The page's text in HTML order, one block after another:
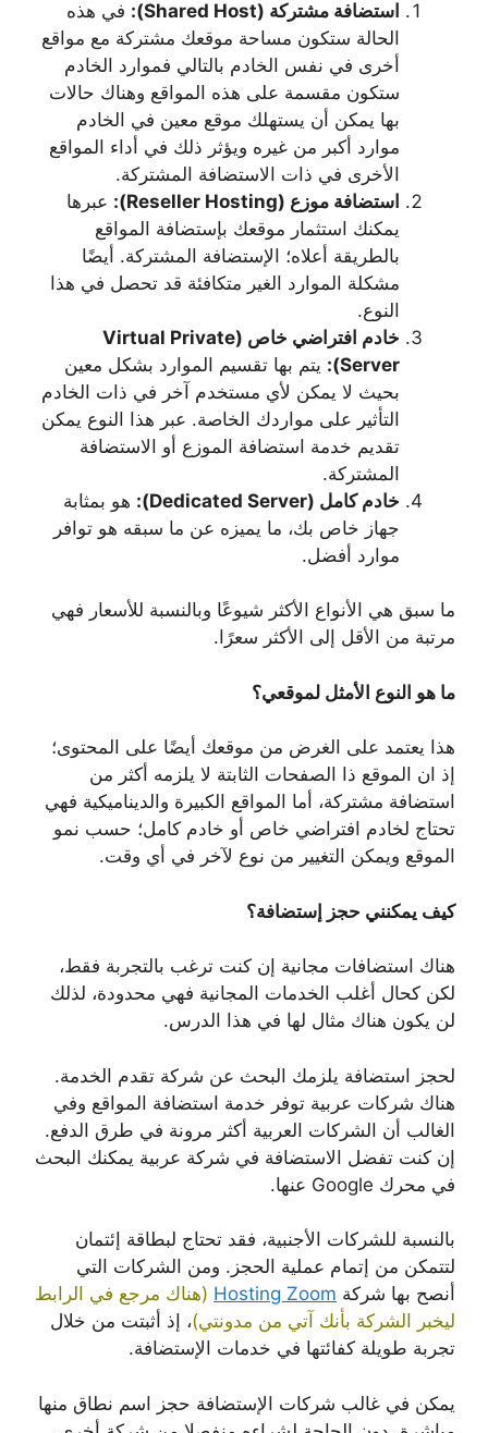
استضافة مشتركة (Shared Host):
في هذه
الحالة ستكون مساحة موقعك مشتركة مع مواقع
أخرى في نفس الخادم بالتالي فموارد الخادم
ستكون مقسمة على هذه المواقع وهناك حالات
بها يمكن أن يستهلك موقع معين في الخادم
موارد أكبر من غيره ويؤثر ذلك في أداء المواقع
الأخرى في ذات الاستضافة المشتركة.
استضافة موزع (Reseller Hosting):
عبرها
يمكنك استثمار موقعك بإستضافة المواقع
بالطريقة أعلاه؛ الإستضافة المشتركة. أيضًا
مشكلة الموارد الغير متكافئة قد تحصل في هذا
النوع.
خادم افتراضي خاص (Virtual Private
Server):
يتم بها تقسيم الموارد بشكل معين
بحيث لا يمكن لأي مستخدم آخر في ذات الخادم
التأثير على مواردك الخاصة. عبر هذا النوع يمكن
تقديم خدمة استضافة الموزع أو الاستضافة
المشتركة.
خادم كامل (Dedicated Server):
هو بمثابة
جهاز خاص بك، ما يميزه عن ما سبقه هو توافر
موارد أفضل.
ما سبق هي الأنواع الأكثر شيوعًا وبالنسبة للأسعار فهي
مرتبة من الأقل إلى الأكثر سعرًا.
ما هو النوع الأمثل لموقعي؟
هذا يعتمد على الغرض من موقعك أيضًا على المحتوى؛
إذ ان الموقع ذا الصفحات الثابتة لا يلزمه أكثر من
استضافة مشتركة، أما المواقع الكبيرة والديناميكية فهي
تحتاج لخادم افتراضي خاص أو خادم كامل؛ حسب نمو
الموقع ويمكن التغيير من نوع لآخر في أي وقت.
كيف يمكنني حجز إستضافة؟
هناك استضافات مجانية إن كنت ترغب بالتجربة فقط،
لكن كحال أغلب الخدمات المجانية فهي محدودة، لذلك
لن يكون هناك مثال لها في هذا الدرس.
لحجز استضافة يلزمك البحث عن شركة تقدم الخدمة.
هناك شركات عربية توفر خدمة استضافة المواقع وفي
الغالب أن الشركات العربية أكثر مرونة في طرق الدفع.
إن كنت تفضل الاستضافة في شركة عربية يمكنك البحث
في محرك Google عنها.
بالنسبة للشركات الأجنبية، فقد تحتاج لبطاقة إئتمان
لتتمكن من إتمام عملية الحجز. ومن الشركات التي
أنصح بها شركة Hosting Zoom (هناك مرجع في الرابط
ليخبر الشركة بأنك آتي من مدونتي)، إذ أثبتت من خلال
تجربة طويلة كفائتها في خدمات الإستضافة.
يمكن في غالب شركات الإستضافة حجز اسم نطاق منها